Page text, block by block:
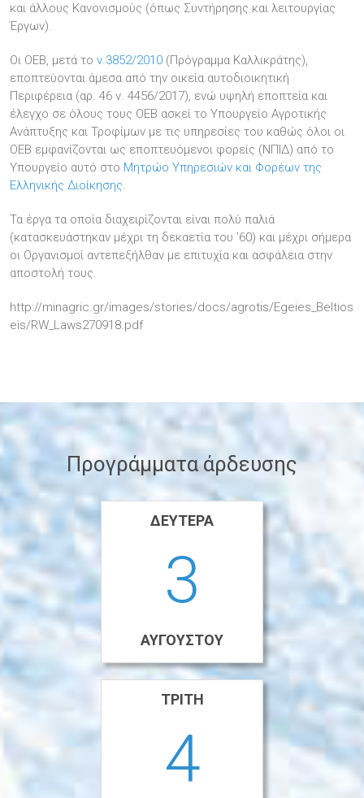
και άλλους Κανονισμούς (όπως Συντήρησης και λειτουργίας
Έργων).
Οι ΟΕΒ, μετά το ν.3852/2010 (Πρόγραμμα Καλλικράτης),
εποπτεύονται άμεσα από την οικεία αυτοδιοικητική
Περιφέρεια (αρ. 46 ν. 4456/2017), ενώ υψηλή εποπτεία και
έλεγχο σε όλους τους ΟΕΒ ασκεί το Υπουργείο Αγροτικής
Ανάπτυξης και Τροφίμων με τις υπηρεσίες του καθώς όλοι οι
ΟΕΒ εμφανίζονται ως εποπτευόμενοι φορείς (ΝΠΙΔ) από το
Υπουργείο αυτό στο Μητρώο Υπηρεσιών και Φορέων της
Ελληνικής Διοίκησης.
Τα έργα τα οποία διαχειρίζονται είναι πολύ παλιά
(κατασκευάστηκαν μέχρι τη δεκαετία του ’60) και μέχρι σήμερα
οι Οργανισμοί αντεπεξήλθαν με επιτυχία και ασφάλεια στην
αποστολή τους.
http://minagric.gr/images/stories/docs/agrotis/Egeies_Beltios
eis/RW_Laws270918.pdf
Προγράμματα άρδευσης
ΔΕΥΤΈΡΑ
3
ΑΥΓΟΎΣΤΟΥ
ΤΡΊΤΗ
4